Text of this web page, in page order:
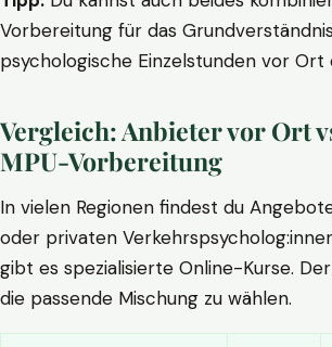
Vorbereitung für das
psychologische Einzelstunden vor Ort
Vergleich: Anbieter vor Ort
MPU-Vorbereitung
In vielen Regionen findest du
oder privaten
gibt es spezialisierte Online-Kurse.
die passende Mischung zu wählen.